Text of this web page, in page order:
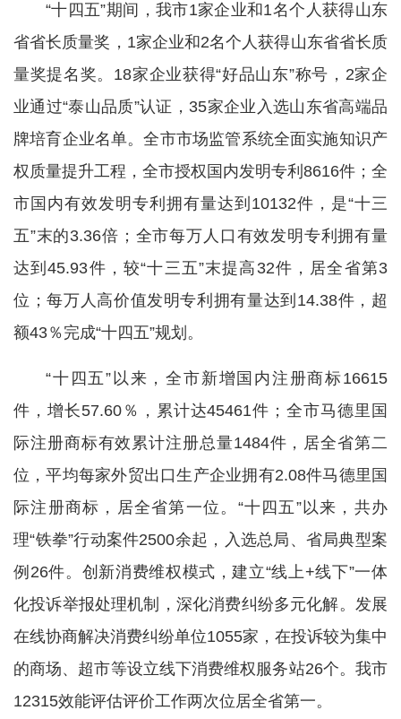
“十四五”期间，我市1家企业和1名个人获得山东
省省长质量奖，1家企业和2名个人获得山东省省长质
量奖提名奖。18家企业获得“好品山东”称号，2家企
业通过“泰山品质”认证，35家企业入选山东省高端品
牌培育企业名单。全市市场监管系统全面实施知识产
权质量提升工程，全市授权国内发明专利8616件；全
市国内有效发明专利拥有量达到10132件，是“十三
五”末的3.36倍；全市每万人口有效发明专利拥有量
达到45.93件，较“十三五”末提高32件，居全省第3
位；每万人高价值发明专利拥有量达到14.38件，超
额43％完成“十四五”规划。
“十四五”以来，全市新增国内注册商标16615
件，增长57.60％，累计达45461件；全市马德里国
际注册商标有效累计注册总量1484件，居全省第二
位，平均每家外贸出口生产企业拥有2.08件马德里国
际注册商标，居全省第一位。 “十四五”以来，共办
理“铁拳”行动案件2500余起，入选总局、省局典型案
例26件。创新消费维权模式，建立“线上+线下”一体
化投诉举报处理机制，深化消费纠纷多元化解。发展
在线协商解决消费纠纷单位1055家，在投诉较为集中
的商场、超市等设立线下消费维权服务站26个。我市
12315效能评估评价工作两次位居全省第一。